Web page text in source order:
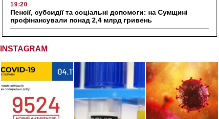
19:20
Пенсії, субсидії та соціальні допомоги: на Сумщині
профінансували понад 2,4 млрд гривень
INSTAGRAM